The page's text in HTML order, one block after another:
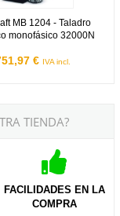
MB 1204 - Taladro
monofásico 32000N
€ IVA incl.
TIENDA?
FACILIDADES EN LA
COMPRA